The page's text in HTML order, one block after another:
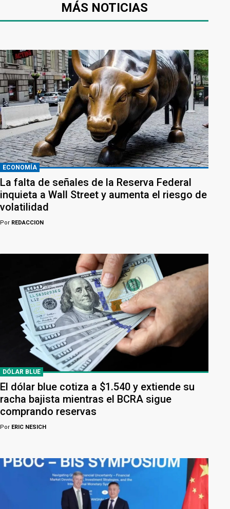
MÁS NOTICIAS
ECONOMÍA
La falta de señales de la Reserva Federal
inquieta a Wall Street y aumenta el riesgo de
volatilidad
Por REDACCION
DÓLAR BLUE
El dólar blue cotiza a $1.540 y extiende su
racha bajista mientras el BCRA sigue
comprando reservas
Por ERIC NESICH